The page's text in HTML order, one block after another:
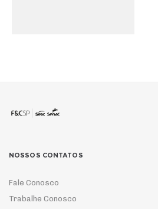
NOSSOS CONTATOS
Fale Conosco
Trabalhe Conosco